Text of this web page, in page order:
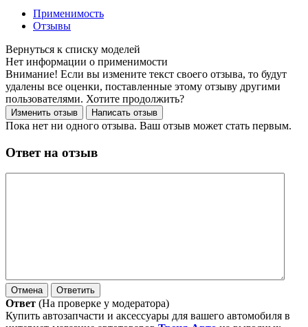
Применимость
Отзывы
Нет информации о применимости
Внимание! Если вы измените текст своего отзыва, то будут
удалены все оценки, поставленные этому отзыву другими
пользователями. Хотите продолжить?
Пока нет ни одного отзыва. Ваш отзыв может стать первым.
Ответ на отзыв
Ответ (На проверке у модератора)
Купить автозапчасти и аксессуары для вашего автомобиля в